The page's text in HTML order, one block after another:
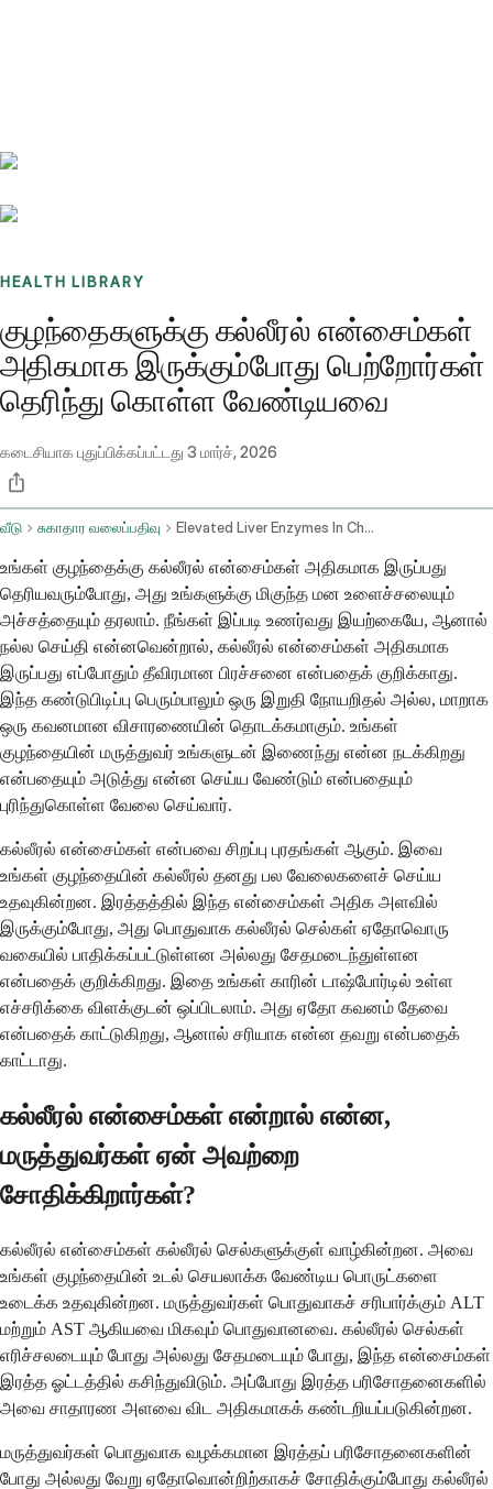
HEALTH LIBRARY
குழந்தைகளுக்கு கல்லீரல் என்சைம்கள்
அதிகமாக இருக்கும்போது பெற்றோர்கள்
தெரிந்து கொள்ள வேண்டியவை
கடைசியாக புதுப்பிக்கப்பட்டது 3 மார்ச், 2026
வீடு சுகாதார வலைப்பதிவு Elevated Liver Enzymes In Children Causes And Next Steps
உங்கள் குழந்தைக்கு கல்லீரல் என்சைம்கள் அதிகமாக இருப்பது
தெரியவரும்போது, அது உங்களுக்கு மிகுந்த மன உளைச்சலையும்
அச்சத்தையும் தரலாம். நீங்கள் இப்படி உணர்வது இயற்கையே, ஆனால்
நல்ல செய்தி என்னவென்றால், கல்லீரல் என்சைம்கள் அதிகமாக
இருப்பது எப்போதும் தீவிரமான பிரச்சனை என்பதைக் குறிக்காது.
இந்த கண்டுபிடிப்பு பெரும்பாலும் ஒரு இறுதி நோயறிதல் அல்ல, மாறாக
ஒரு கவனமான விசாரணையின் தொடக்கமாகும். உங்கள்
குழந்தையின் மருத்துவர் உங்களுடன் இணைந்து என்ன நடக்கிறது
என்பதையும் அடுத்து என்ன செய்ய வேண்டும் என்பதையும்
புரிந்துகொள்ள வேலை செய்வார்.
கல்லீரல் என்சைம்கள் என்பவை சிறப்பு புரதங்கள் ஆகும். இவை
உங்கள் குழந்தையின் கல்லீரல் தனது பல வேலைகளைச் செய்ய
உதவுகின்றன. இரத்தத்தில் இந்த என்சைம்கள் அதிக அளவில்
இருக்கும்போது, ​​அது பொதுவாக கல்லீரல் செல்கள் ஏதோவொரு
வகையில் பாதிக்கப்பட்டுள்ளன அல்லது சேதமடைந்துள்ளன
என்பதைக் குறிக்கிறது. இதை உங்கள் காரின் டாஷ்போர்டில் உள்ள
எச்சரிக்கை விளக்குடன் ஒப்பிடலாம். அது ஏதோ கவனம் தேவை
என்பதைக் காட்டுகிறது, ஆனால் சரியாக என்ன தவறு என்பதைக்
காட்டாது.
கல்லீரல் என்சைம்கள் என்றால் என்ன,
மருத்துவர்கள் ஏன் அவற்றை
சோதிக்கிறார்கள்?
கல்லீரல் என்சைம்கள் கல்லீரல் செல்களுக்குள் வாழ்கின்றன. அவை
உங்கள் குழந்தையின் உடல் செயலாக்க வேண்டிய பொருட்களை
உடைக்க உதவுகின்றன. மருத்துவர்கள் பொதுவாகச் சரிபார்க்கும் ALT
மற்றும் AST ஆகியவை மிகவும் பொதுவானவை. கல்லீரல் செல்கள்
எரிச்சலடையும் போது அல்லது சேதமடையும் போது, ​​இந்த என்சைம்கள்
இரத்த ஓட்டத்தில் கசிந்துவிடும். அப்போது இரத்த பரிசோதனைகளில்
அவை சாதாரண அளவை விட அதிகமாகக் கண்டறியப்படுகின்றன.
மருத்துவர்கள் பொதுவாக வழக்கமான இரத்தப் பரிசோதனைகளின்
போது அல்லது வேறு ஏதோவொன்றிற்காகச் சோதிக்கும்போது கல்லீரல்